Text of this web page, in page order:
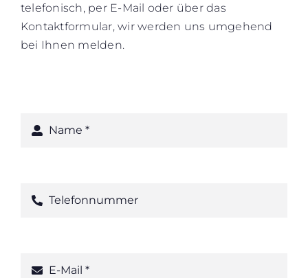
telefonisch, per E-Mail oder über das
Kontaktformular, wir werden uns umgehend
bei Ihnen melden.